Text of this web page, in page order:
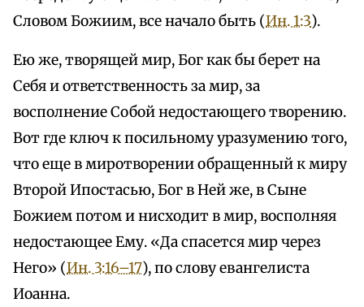
Словом Божиим, все начало быть (Ин. 1:3).
Ею же, творящей мир, Бог как бы берет на
Себя и ответственность за мир, за
восполнение Собой недостающего творению.
Вот где ключ к посильному уразумению того,
что еще в миротворении обращенный к миру
Второй Ипостасью, Бог в Ней же, в Сыне
Божием потом и нисходит в мир, восполняя
недостающее Ему. «Да спасется мир через
Него» (Ин. 3:16–17), по слову евангелиста
Иоанна.